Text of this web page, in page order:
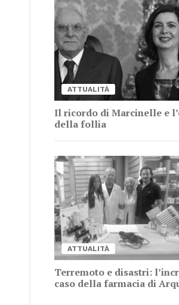
AT­TUA­LI­TÀ
Il ri­cor­do di Mar­ci­nel­le e
del­la fol­lia
AT­TUA­LI­TÀ
Ter­re­mo­to e di­sa­stri:
caso del­la far­ma­cia di